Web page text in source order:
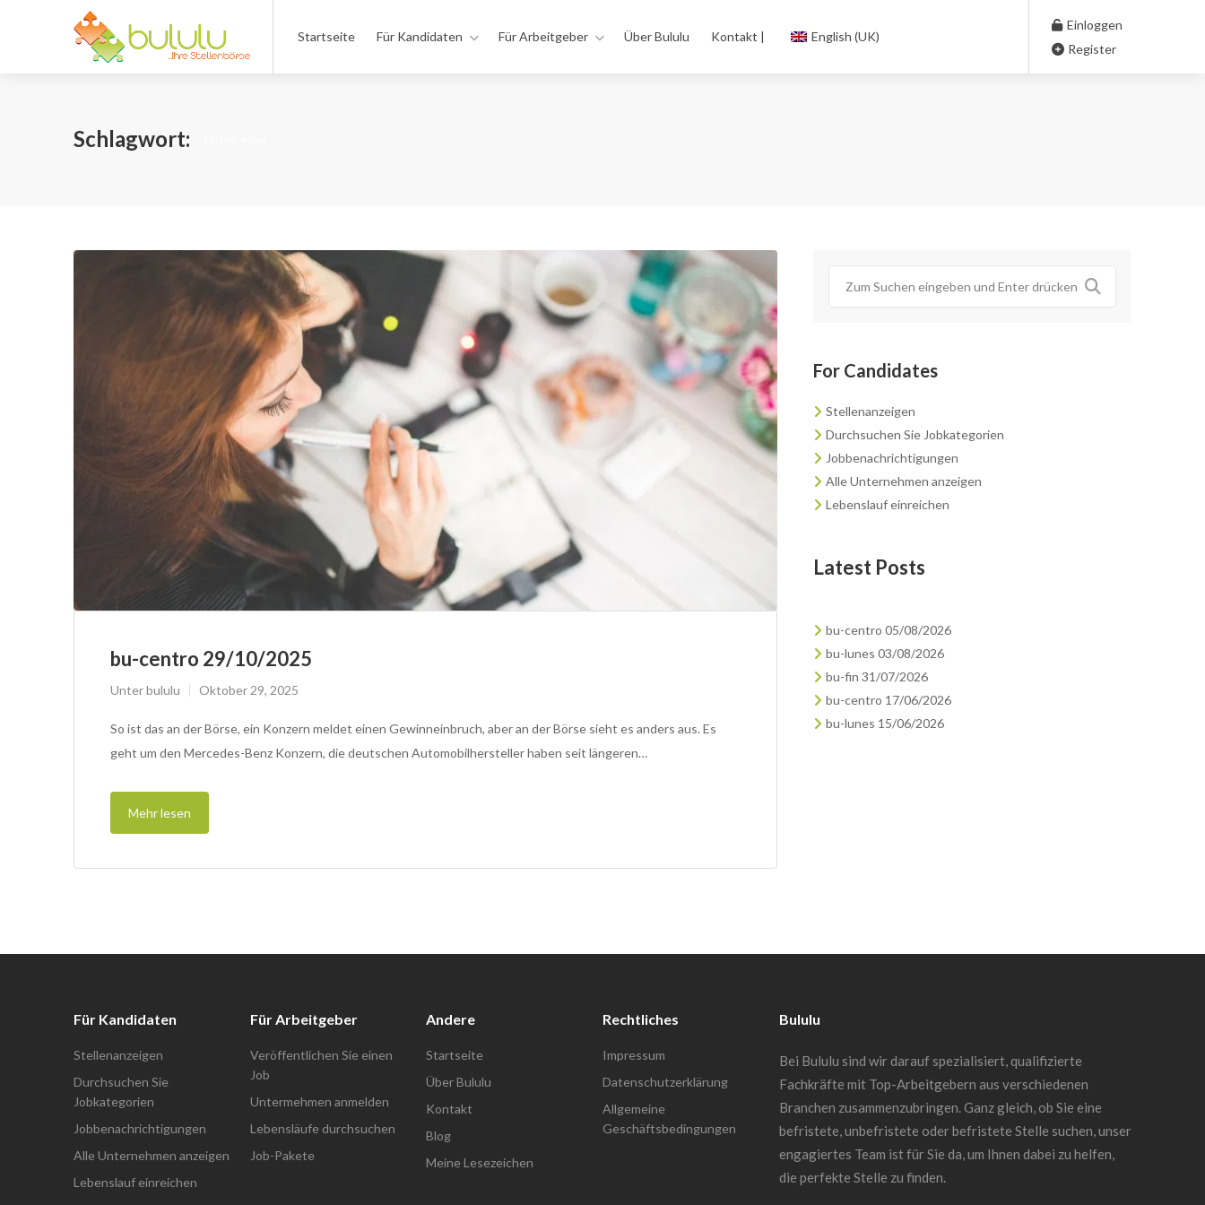
Startseite Für Kandidaten Für Arbeitgeber Über Bululu Kontakt | English (UK)
Einloggen
Register
Schlagwort:
bu-centro 29/10/2025
Unterbululu Oktober 29, 2025
So ist das an der Börse, ein Konzern meldet einen Gewinneinbruch, aber an der Börse sieht es anders aus. Es
geht um den Mercedes-Benz Konzern, die deutschen Automobilhersteller haben seit längeren…
Mehr lesen
For Candidates
Stellenanzeigen
Durchsuchen Sie Jobkategorien
Jobbenachrichtigungen
Alle Unternehmen anzeigen
Lebenslauf einreichen
Latest Posts
bu-centro 05/08/2026
bu-lunes 03/08/2026
bu-fin 31/07/2026
bu-centro 17/06/2026
bu-lunes 15/06/2026
Für Kandidaten
Stellenanzeigen
Durchsuchen Sie
Jobkategorien
Jobbenachrichtigungen
Alle Unternehmen anzeigen
Lebenslauf einreichen
Für Arbeitgeber
Veröffentlichen Sie einen
Job
Untermehmen anmelden
Lebensläufe durchsuchen
Job-Pakete
Andere
Startseite
Über Bululu
Kontakt
Blog
Meine Lesezeichen
Rechtliches
Impressum
Datenschutzerklärung
Allgemeine
Geschäftsbedingungen
Bululu
Bei Bululu sind wir darauf spezialisiert, qualifizierte
Fachkräfte mit Top-Arbeitgebern aus verschiedenen
Branchen zusammenzubringen. Ganz gleich, ob Sie eine
befristete, unbefristete oder befristete Stelle suchen, unser
engagiertes Team ist für Sie da, um Ihnen dabei zu helfen,
die perfekte Stelle zu finden.